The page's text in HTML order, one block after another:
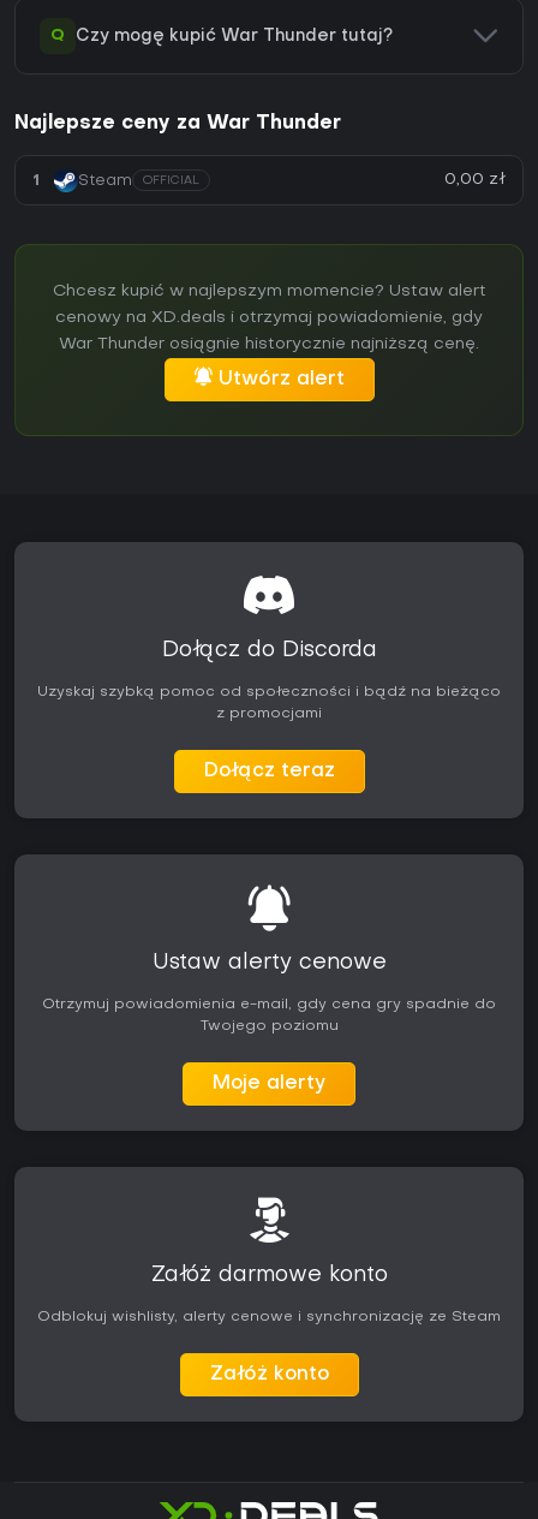
Q Czy mogę kupić War Thunder tutaj?
Najlepsze ceny za War Thunder
1 Steam OFFICIAL 0,00 zł
Chcesz kupić w najlepszym momencie? Ustaw alert
cenowy na XD.deals i otrzymaj powiadomienie, gdy
War Thunder osiągnie historycznie najniższą cenę.
Utwórz alert
Dołącz do Discorda
Uzyskaj szybką pomoc od społeczności i bądź na bieżąco
z promocjami
Dołącz teraz
Ustaw alerty cenowe
Otrzymuj powiadomienia e-mail, gdy cena gry spadnie do
Twojego poziomu
Moje alerty
Załóż darmowe konto
Odblokuj wishlisty, alerty cenowe i synchronizację ze Steam
Załóż konto